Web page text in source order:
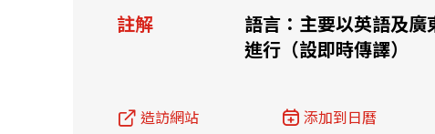
資源中心 常見問題 商業機
關聯網站
註解
語言：主要以英語及廣
進行（設即時傳譯）
造訪網站 添加到日曆